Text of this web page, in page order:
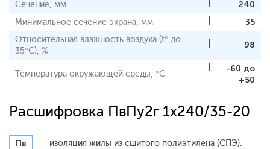
Сечение, мм
240
Минимальное сечение экрана, мм
35
Относительная влажность воздуха (t° до
35°С), %
98
Температура окружающей среды, °С
-60 до
+50
Расшифровка ПвПу2г 1x240/35-20
Пв – изоляция жилы из сшитого полиэтилена (СПЭ).